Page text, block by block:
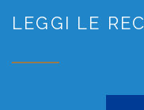
LEGGI LE